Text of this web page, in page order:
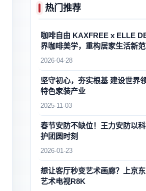
热门推荐
咖啡自由 KAXFREE x ELLE
界咖啡美学，重构居家生活新
2026-04-28
坚守初心，夯实根基 建设世界领先的中国
特色家装产业
2025-11-03
春节安防不缺位！王力安防以
护团圆时刻
2026-01-23
想让客厅秒变艺术画廊？上京
艺术电视R8K